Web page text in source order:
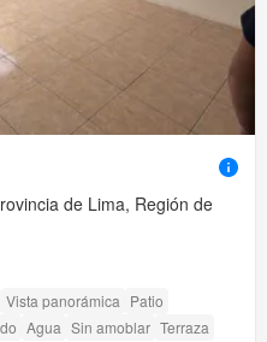
de Lima, Región de
Vista panorámica Patio
Agua Sin amoblar Terraza